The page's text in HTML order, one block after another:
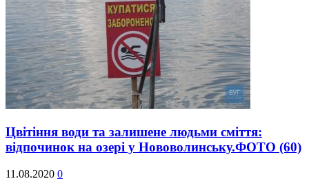
Цвітіння води та залишене людьми сміття:
відпочинок на озері у Нововолинську.ФОТО (60)
11.08.2020 0